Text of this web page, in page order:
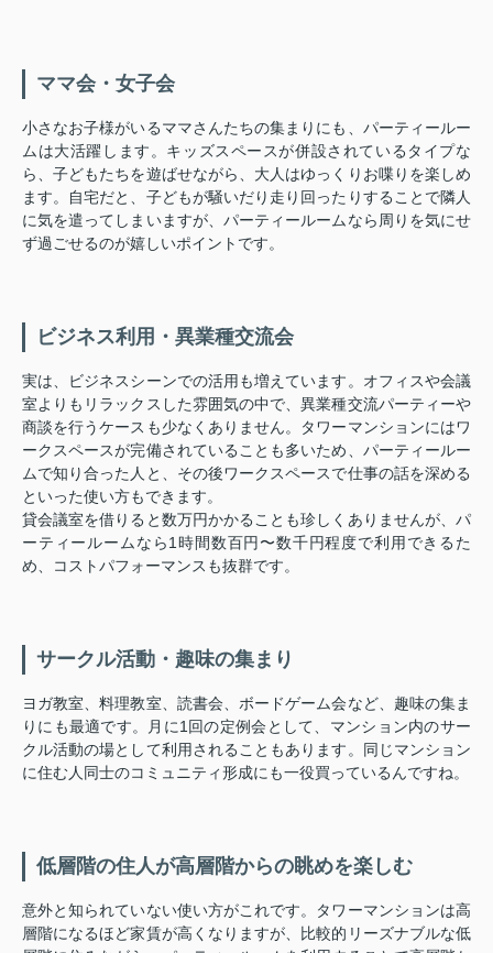
ママ会・女子会
小さなお子様がいるママさんたちの集まりにも、パーティールー
ムは大活躍します。キッズスペースが併設されているタイプな
ら、子どもたちを遊ばせながら、大人はゆっくりお喋りを楽しめ
ます。自宅だと、子どもが騒いだり走り回ったりすることで隣人
に気を遣ってしまいますが、パーティールームなら周りを気にせ
ず過ごせるのが嬉しいポイントです。
ビジネス利用・異業種交流会
実は、ビジネスシーンでの活用も増えています。オフィスや会議
室よりもリラックスした雰囲気の中で、異業種交流パーティーや
商談を行うケースも少なくありません。タワーマンションにはワ
ークスペースが完備されていることも多いため、パーティールー
ムで知り合った人と、その後ワークスペースで仕事の話を深める
といった使い方もできます。
貸会議室を借りると数万円かかることも珍しくありませんが、パ
ーティールームなら1時間数百円〜数千円程度で利用できるた
め、コストパフォーマンスも抜群です。
サークル活動・趣味の集まり
ヨガ教室、料理教室、読書会、ボードゲーム会など、趣味の集ま
りにも最適です。月に1回の定例会として、マンション内のサー
クル活動の場として利用されることもあります。同じマンション
に住む人同士のコミュニティ形成にも一役買っているんですね。
低層階の住人が高層階からの眺めを楽しむ
意外と知られていない使い方がこれです。タワーマンションは高
層階になるほど家賃が高くなりますが、比較的リーズナブルな低